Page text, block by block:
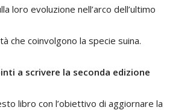
loro evoluzione nell’arco dell’ultimo
che coinvolgono la specie suina.
a scrivere la seconda edizione
libro con l’obiettivo di aggiornare la